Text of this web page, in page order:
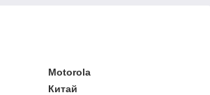
Motorola
Китай